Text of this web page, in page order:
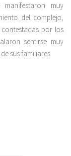
muy
del complejo,
por los
sentirse muy
sus familiares.